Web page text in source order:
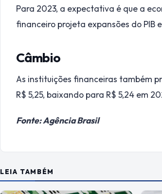
Para 2023, a expectativa é que a
financeiro projeta expansões do PIB
Câmbio
As instituições financeiras também
R$ 5,25, baixando para R$ 5,24 em
Fonte: Agência Brasil
LEIA TAMBÉM